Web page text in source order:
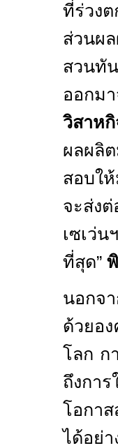
ที่ร่วงต
ส่วนผ
สวนทั
ออกม
วิสาห
ผลผลิ
สอบใ
จะส่ง
เซเว่
ที่สุด”
นอกจ
ด้วยอ
โลก ก
ถึงกา
โอกา
ได้อย่